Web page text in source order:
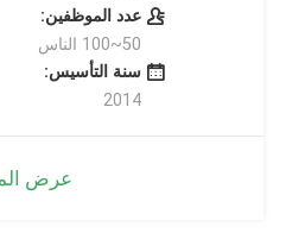
عدد الموظفين:
50~100 الناس
سنة التأسيس:
2014
عرض